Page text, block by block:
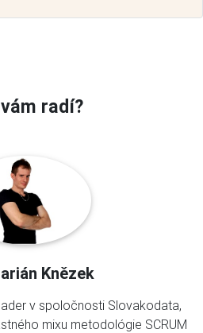
radí?
Knězek
v spoločnosti Slovakodata,
mixu metodológie SCRUM